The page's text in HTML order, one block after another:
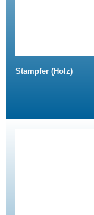
Stampfer (Holz)